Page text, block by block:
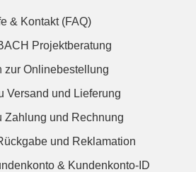
& Kontakt (FAQ)
Projektberatung
zur Onlinebestellung
Versand und Lieferung
Zahlung und Rechnung
und Reklamation
& Kundenkonto-ID